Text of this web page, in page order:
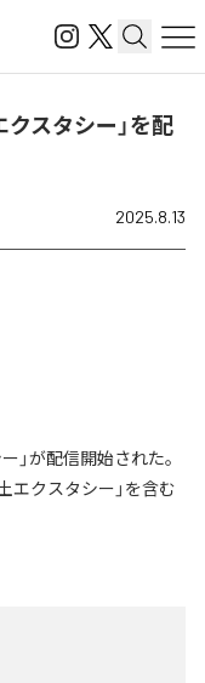
クスタシー」を配
2025.8.13
」が配信開始された。
エクスタシー」を含む